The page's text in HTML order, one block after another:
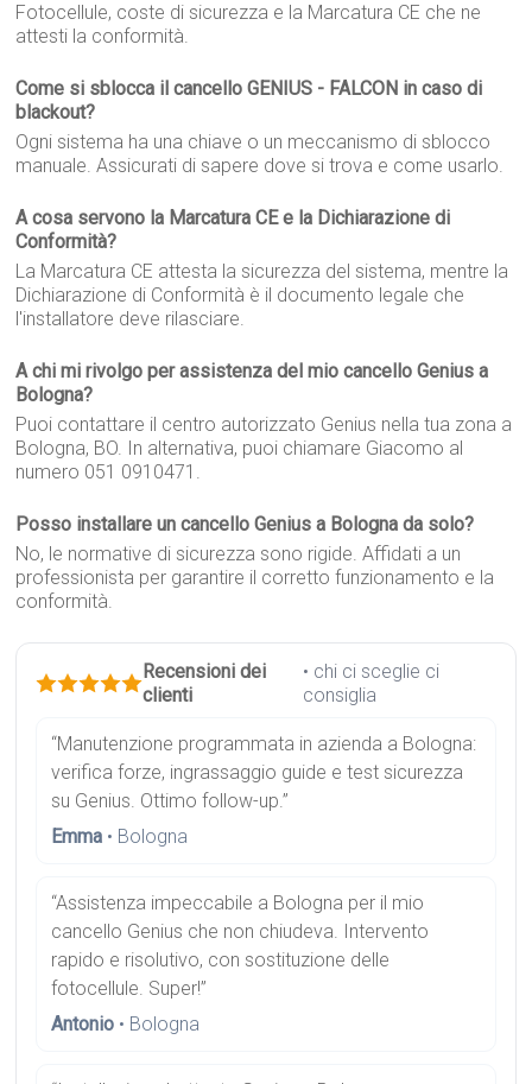
Fotocellule, coste di sicurezza e la Marcatura CE che ne
attesti la conformità.
Come si sblocca il cancello GENIUS - FALCON in caso di
blackout?
Ogni sistema ha una chiave o un meccanismo di sblocco
manuale. Assicurati di sapere dove si trova e come usarlo.
A cosa servono la Marcatura CE e la Dichiarazione di
Conformità?
La Marcatura CE attesta la sicurezza del sistema, mentre la
Dichiarazione di Conformità è il documento legale che
l'installatore deve rilasciare.
A chi mi rivolgo per assistenza del mio cancello Genius a
Bologna?
Puoi contattare il centro autorizzato Genius nella tua zona a
Bologna, BO. In alternativa, puoi chiamare Giacomo al
numero 051 0910471.
Posso installare un cancello Genius a Bologna da solo?
No, le normative di sicurezza sono rigide. Affidati a un
professionista per garantire il corretto funzionamento e la
conformità.
Recensioni dei
clienti
• chi ci sceglie ci
consiglia
“Manutenzione programmata in azienda a Bologna:
verifica forze, ingrassaggio guide e test sicurezza
su Genius. Ottimo follow-up.”
Emma • Bologna
“Assistenza impeccabile a Bologna per il mio
cancello Genius che non chiudeva. Intervento
rapido e risolutivo, con sostituzione delle
fotocellule. Super!”
Antonio • Bologna